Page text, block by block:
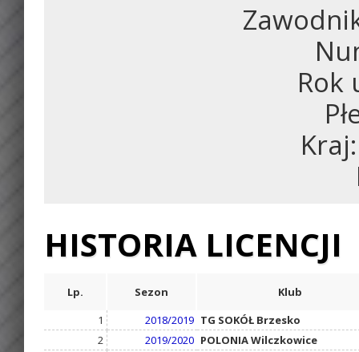
Rok
HISTORIA LICENCJI
Lp. Sezon
Klub
1
2018/2019 TG SOKÓŁ Brzesko
2
2019/2020 POLONIA Wilczkowice